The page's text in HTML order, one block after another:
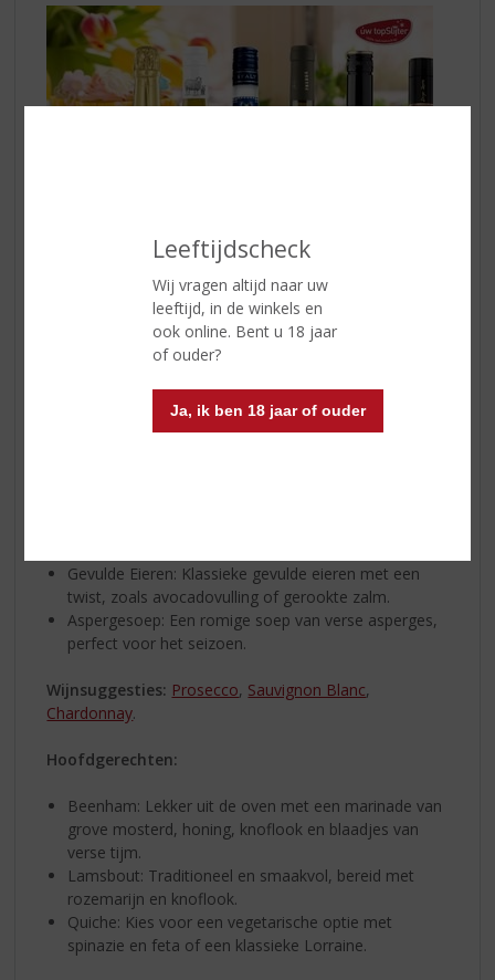
Leeftijdscheck
Wij vragen altijd naar uw
leeftijd, in de winkels en
ook online. Bent u 18 jaar
of ouder?
Ja, ik ben 18 jaar of ouder
Smakelijk Pasen
Lekker eten is een belangrijk onderdeel van Pasen. Hier
zijn enkele ideeën voor een smakelijk Paasmenu:
Gevulde Eieren: Klassieke gevulde eieren met een
twist, zoals avocadovulling of gerookte zalm.
Aspergesoep: Een romige soep van verse asperges,
perfect voor het seizoen.
Wijnsuggesties: Prosecco, Sauvignon Blanc,
Chardonnay.
Hoofdgerechten:
Beenham: Lekker uit de oven met een marinade van
grove mosterd, honing, knoflook en blaadjes van
verse tijm.
Lamsbout: Traditioneel en smaakvol, bereid met
rozemarijn en knoflook.
Quiche: Kies voor een vegetarische optie met
spinazie en feta of een klassieke Lorraine.